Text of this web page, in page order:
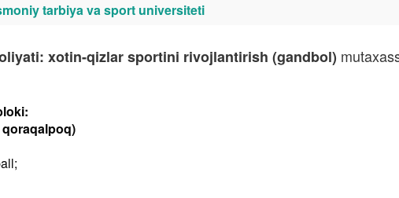
tarbiya va sport universiteti
xotin-qizlar sportini rivojlantirish (gandbol)
qoraqalpoq)